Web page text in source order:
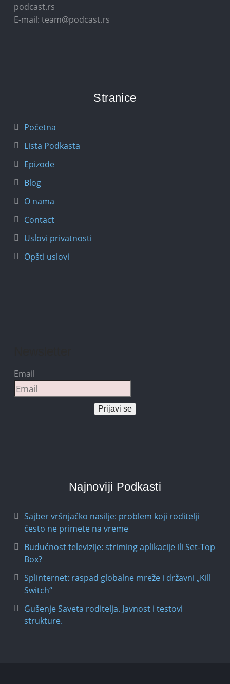
podcast.rs
E-mail: team@podcast.rs
Stranice
Početna
Lista Podkasta
Epizode
Blog
O nama
Contact
Uslovi privatnosti
Opšti uslovi
Email
Prijavi se
Najnoviji Podkasti
Sajber vršnjačko nasilje: problem koji roditelji
često ne primete na vreme
Budućnost televizije: striming aplikacije ili Set-Top
Box?
Splinternet: raspad globalne mreže i državni „Kill
Switch“
Gušenje Saveta roditelja. Javnost i testovi
strukture.